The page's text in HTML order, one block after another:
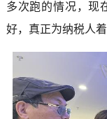
多次跑的情况，现
好，真正为纳税人